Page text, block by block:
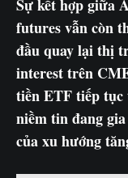
Sự kết hợp giữa
futures vẫn còn
đầu quay lại thị
interest trên
tiền ETF tiếp tục
niềm tin đang
của xu hướng